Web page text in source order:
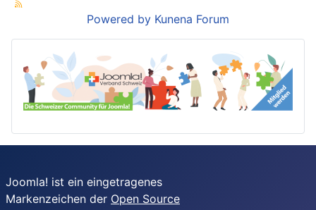
Powered by Kunena Forum
Joomla! ist ein eingetragenes
Markenzeichen der Open Source